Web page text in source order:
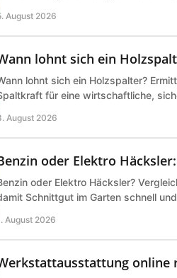
August 2026
lohnt sich ein
lohnt sich ein Holzspalter?
für eine wirtschaftliche,
August 2026
oder Elektro
oder Elektro Häcksler?
Schnittgut im Garten schnell
August 2026
online